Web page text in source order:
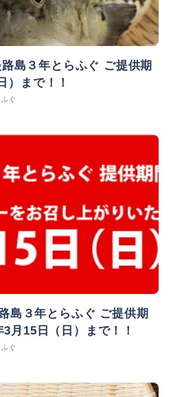
島３年とらふぐ ご提供期
）まで！！
ぐ
島３年とらふぐ ご提供期
月15日（日）まで！！
ぐ